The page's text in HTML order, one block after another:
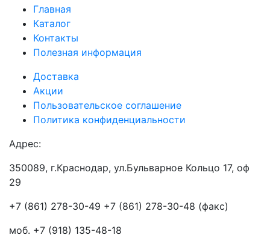
Главная
Каталог
Контакты
Полезная информация
Доставка
Акции
Пользовательское соглашение
Политика конфиденциальности
Адрес:
350089, г.Краснодар, ул.Бульварное Кольцо 17, оф
29
+7 (861) 278-30-49 +7 (861) 278-30-48 (факс)
моб. +7 (918) 135-48-18